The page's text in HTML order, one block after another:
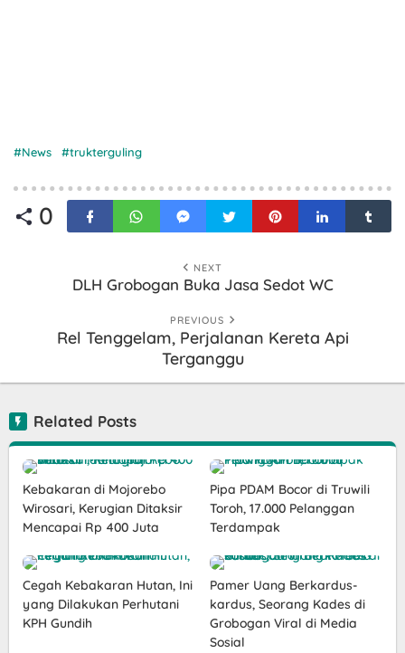
News trukterguling
0
NEXT
DLH Grobogan Buka Jasa Sedot WC
PREVIOUS
Rel Tenggelam, Perjalanan Kereta Api
Terganggu
Related Posts
Kebakaran di Mojorebo
Wirosari, Kerugian Ditaksir
Mencapai Rp 400 Juta
Pipa PDAM Bocor di Truwili
Toroh, 17.000 Pelanggan
Terdampak
Cegah Kebakaran Hutan, Ini
yang Dilakukan Perhutani
KPH Gundih
Pamer Uang Berkardus-
kardus, Seorang Kades di
Grobogan Viral di Media
Sosial